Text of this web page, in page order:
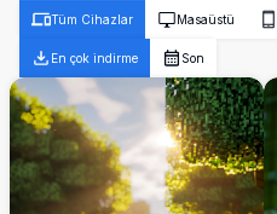
Tüm Cihazlar Masaüstü
En çok indirme Son